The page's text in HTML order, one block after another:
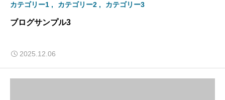
カテゴリー1 カテゴリー2 カテゴリー3
ブログサンプル3
2025.12.06